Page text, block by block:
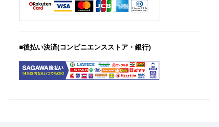
■後払い決済(コンビニエンスストア・銀行)